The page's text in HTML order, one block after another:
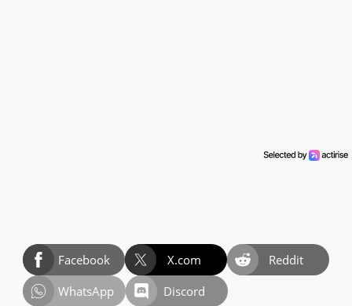
Facebook X.com
Reddit
WhatsApp
Discord